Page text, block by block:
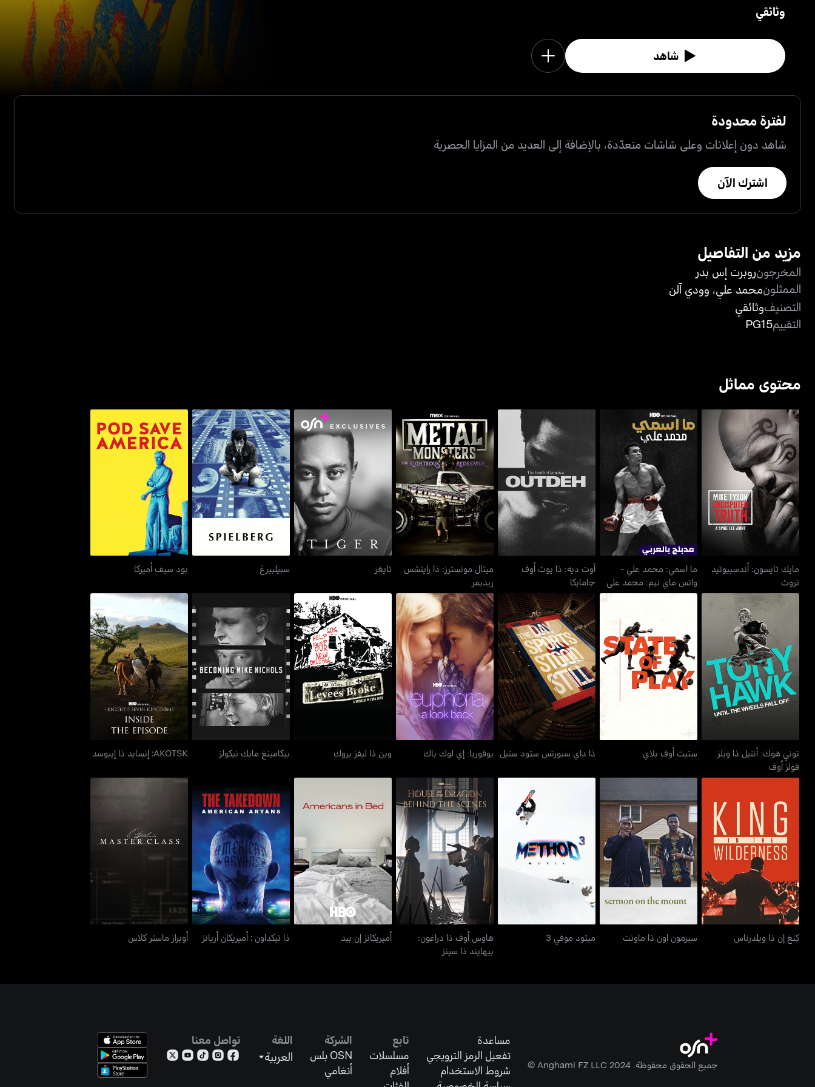
كافيت شو.
وثائقي
شاهد
لفترة محدودة
شاهد دون إعلانات وعلى شاشات متعدّدة، بالإضافة إلى العديد من المزايا الحصرية
اشترك الآن
مزيد من التفاصيل
المخرجونروبرت إس بدر
الممثلونمحمد علي، وودي آلن
التصنيفوثائقي
التقييمPG15
محتوى مماثل
مايك تايسون: أندسبيوتيد
تروث
مايك تايسون: أندسبيوتيد
تروث
ما اسمي: محمد علي -
واتس ماي نيم: محمد علي
ما اسمي: محمد علي -
واتس ماي نيم: محمد علي
آوت ديه: ذا يوث أوف
جامايكا
آوت ديه: ذا يوث أوف
جامايكا
ميتال مونسترز: ذا رايتشس
ريديمر
ميتال مونسترز: ذا رايتشس
ريديمر
تايغر
تايغر
سبيلبيرغ
سبيلبيرغ
بود سيف أميركا
بود سيف أميركا
توني هوك: أنتيل ذا ويلز
فولز أوف
توني هوك: أنتيل ذا ويلز
فولز أوف
ستيت أوف بلاي
ستيت أوف بلاي
ذا داي سبورتس ستود ستيل
ذا داي سبورتس ستود ستيل
يوفوريا: إي لوك باك
يوفوريا: إي لوك باك
وين ذا ليفز بروك
وين ذا ليفز بروك
بيكامينغ مايك نيكولز
بيكامينغ مايك نيكولز
AKOTSK: إنسايد ذا إيبوسد
AKOTSK: إنسايد ذا إيبوسد
كنغ إن ذا ويلدرناس
كنغ إن ذا ويلدرناس
سيرمون اون ذا ماونت
سيرمون اون ذا ماونت
ميثود موفي 3
ميثود موفي 3
هاوس أوف ذا دراغون:
بيهايند ذا سينز
هاوس أوف ذا دراغون:
بيهايند ذا سينز
أميريكانز إن بيد
أميريكانز إن بيد
ذا تيكداون : أميريكان أريانز
ذا تيكداون : أميريكان أريانز أوبراز ماستر كلاس
جميع الحقوق محفوظة. Anghami FZ LLC 2024 ©
مساعدة
تفعيل الرمز الترويجي
شروط الاستخدام
تابع
مسلسلات
أفلام
الشركة
OSN بلس
أنغامي
اللغة
العربية
تواصل معنا